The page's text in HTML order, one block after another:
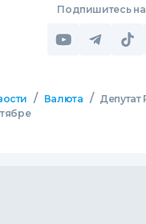
Подпишитесь на
/ Валюта / Депутат